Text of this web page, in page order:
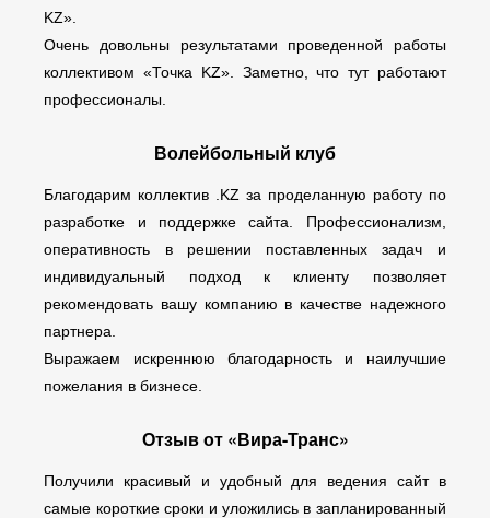
KZ».
Очень довольны результатами проведенной работы
коллективом «Точка KZ». Заметно, что тут работают
профессионалы.
Волейбольный клуб
Благодарим коллектив .KZ за проделанную работу по
разработке и поддержке сайта. Профессионализм,
оперативность в решении поставленных задач и
индивидуальный подход к клиенту позволяет
рекомендовать вашу компанию в качестве надежного
партнера.
Выражаем искреннюю благодарность и наилучшие
пожелания в бизнесе.
Отзыв от «Вира-Транс»
Получили красивый и удобный для ведения сайт в
самые короткие сроки и уложились в запланированный